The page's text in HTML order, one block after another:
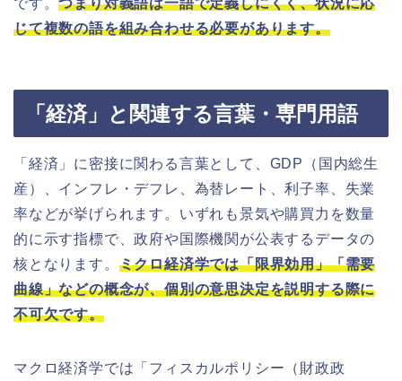
じて複数の語を組み合わせる必要があります。
「経済」と関連する言葉・専門用語
「経済」に密接に関わる言葉として、GDP（国内総生
産）、インフレ・デフレ、為替レート、利子率、失業
率などが挙げられます。いずれも景気や購買力を数量
的に示す指標で、政府や国際機関が公表するデータの
核となります。 ミクロ経済学では「限界効用」「需要
曲線」などの概念が、個別の意思決定を説明する際に
不可欠です。
マクロ経済学では「フィスカルポリシー（財政政